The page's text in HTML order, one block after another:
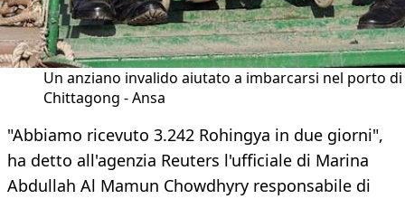
Un anziano invalido aiutato a imbarcarsi nel porto di
Chittagong - Ansa
"Abbiamo ricevuto 3.242 Rohingya in due giorni",
ha detto all'agenzia Reuters l'ufficiale di Marina
Abdullah Al Mamun Chowdhyry responsabile di